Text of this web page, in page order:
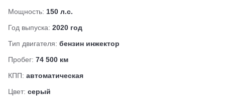
Мощность: 150 л.с.
Год выпуска: 2020 год
Тип двигателя: бензин инжектор
Пробег: 74 500 км
КПП: автоматическая
Цвет: серый